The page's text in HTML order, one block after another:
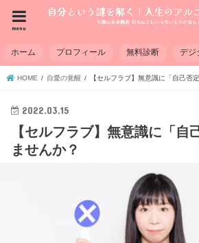
menu
ホーム プロフィール 無料診断 デジ
HOME 自愛の覚醒 【セルフラブ】無意識に「自己否
2022.03.15
【セルフラブ】無意識に「自
ませんか？